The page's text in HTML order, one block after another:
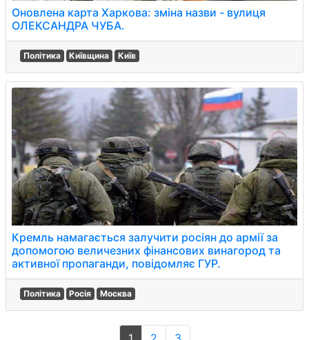
Оновлена карта Харкова: зміна назви - вулиця
ОЛЕКСАНДРА ЧУБА.
Політика Київщина Київ
Кремль намагається залучити росіян до армії за
допомогою величезних фінансових винагород та
активної пропаганди, повідомляє ГУР.
Політика Росія Москва